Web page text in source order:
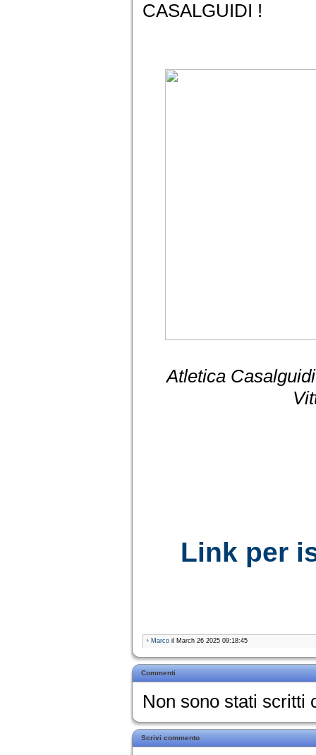
CASALGUIDI !
Atletica
Link per
Marco il March 26 2025 09:18:45
Commenti
Non sono stati scritti
Scrivi commento